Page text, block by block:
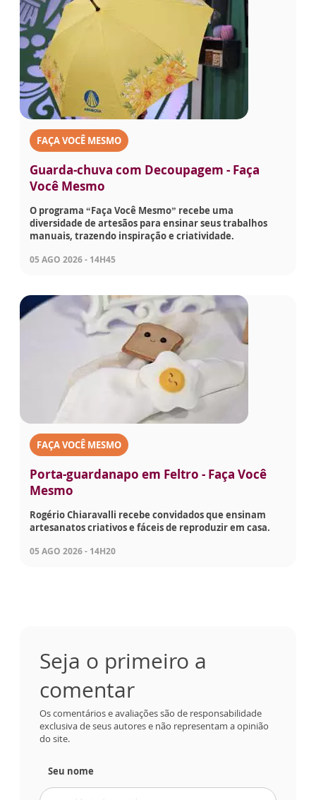
FAÇA VOCÊ MESMO
Guarda-chuva com Decoupagem - Faça
Você Mesmo
O programa “Faça Você Mesmo” recebe uma
diversidade de artesãos para ensinar seus trabalhos
manuais, trazendo inspiração e criatividade.
05 AGO 2026 - 14H45
FAÇA VOCÊ MESMO
Porta-guardanapo em Feltro - Faça Você
Mesmo
Rogério Chiaravalli recebe convidados que ensinam
artesanatos criativos e fáceis de reproduzir em casa.
05 AGO 2026 - 14H20
Seja o primeiro a
comentar
Os comentários e avaliações são de responsabilidade
exclusiva de seus autores e não representam a opinião
do site.
Seu nome